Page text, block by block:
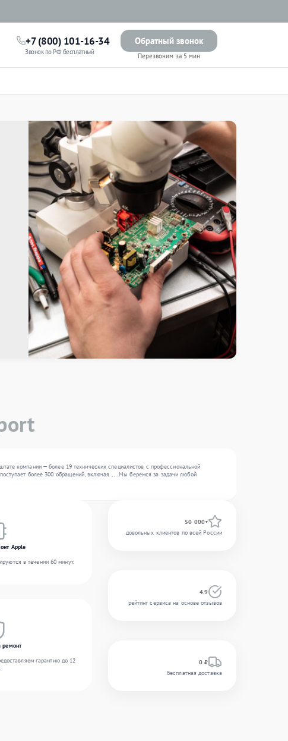
+7 (800) 101-16-34
Звонок по РФ бесплатный
Обратный звонок
Перезвоним за 5 мин
компании — более 19 технических специалистов с профессиональной
более 300 обращений, включая , , . Мы беремся за задачи любой
Apple
в течении 60 минут.
ремонт
гарантию до 12
50 000+
довольных клиентов по всей России
4.9
рейтинг сервиса на основе отзывов
0 ₽
бесплатная доставка